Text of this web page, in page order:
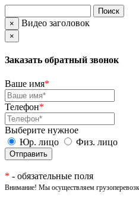
× Видео заголовок
×
Заказать обратный звонок
Ваше имя*
Телефон*
Выберите нужное
Юр. лицо
Физ. лицо
* - обязательные поля
Внимание! Мы осуществляем